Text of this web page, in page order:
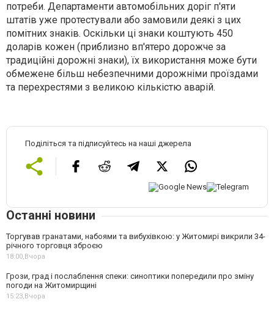
потреби. Департаменти автомобільних доріг п'яти
штатів уже протестували або замовили деякі з цих
помітних знаків. Оскільки ці знаки коштують 450
доларів кожен (приблизно вп'ятеро дорожче за
традиційні дорожні знаки), їх використання може бути
обмежене більш небезпечними дорожніми проїздами
та перехрестями з великою кількістю аварій.
Поділіться та підписуйтесь на наші джерела
Останні новини
Торгував гранатами, набоями та вибухівкою: у Житомирі викрили 34-
річного торговця зброєю
18:00, Вчора
Грози, град і послаблення спеки: синоптики попередили про зміну
погоди на Житомирщині
15:23, Вчора